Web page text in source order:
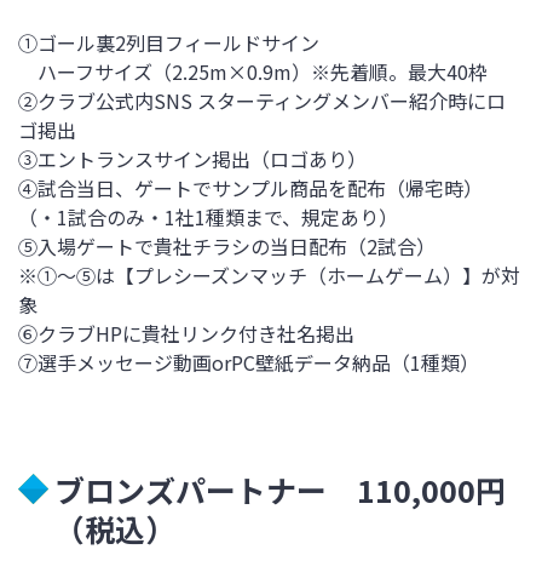
①ゴール裏2列目フィールドサイン
ハーフサイズ（2.25m×0.9m）※先着順。最大40枠
②クラブ公式内SNS スターティングメンバー紹介時にロ
ゴ掲出
③エントランスサイン掲出（ロゴあり）
④試合当日、ゲートでサンプル商品を配布（帰宅時）
（・1試合のみ・1社1種類まで、規定あり）
⑤入場ゲートで貴社チラシの当日配布（2試合）
※①～⑤は【プレシーズンマッチ（ホームゲーム）】が対
象
⑥クラブHPに貴社リンク付き社名掲出
⑦選手メッセージ動画orPC壁紙データ納品（1種類）
ブロンズパートナー 110,000円
（税込）